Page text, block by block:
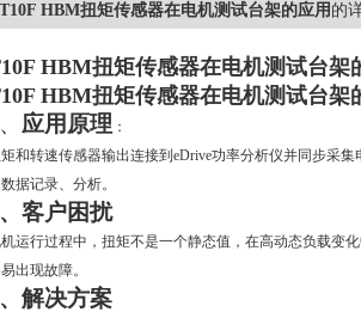
T10F HBM扭矩传感器在电机测试台架的应用 的
HBM扭矩传感器在电机测试台架
HBM扭矩传感器在电机测试台架
应用原理 ：
和转速传感器输出连接到 eDrive功率分析仪并同步采集
据记录、分析。
客户困扰
运行过程中，扭矩不是一个静态值，在高动态负载变
出现故障。
解决方案